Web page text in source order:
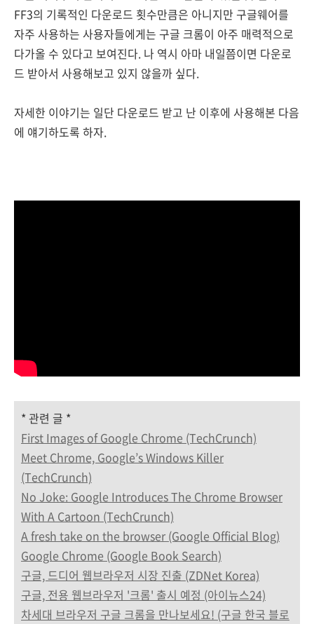
FF3의 기록적인 다운로드 횟수만큼은 아니지만 구글웨어를
자주 사용하는 사용자들에게는 구글 크롬이 아주 매력적으로
다가올 수 있다고 보여진다. 나 역시 아마 내일쯤이면 다운로
드 받아서 사용해보고 있지 않을까 싶다.
자세한 이야기는 일단 다운로드 받고 난 이후에 사용해본 다음
에 얘기하도록 하자.
* 관련 글 *
First Images of Google Chrome (TechCrunch)
Meet Chrome, Google’s Windows Killer
(TechCrunch)
No Joke: Google Introduces The Chrome Browser
With A Cartoon (TechCrunch)
A fresh take on the browser (Google Official Blog)
Google Chrome (Google Book Search)
구글, 드디어 웹브라우저 시장 진출 (ZDNet Korea)
구글, 전용 웹브라우저 '크롬' 출시 예정 (아이뉴스24)
차세대 브라우저 구글 크롬을 만나보세요! (구글 한국 블로